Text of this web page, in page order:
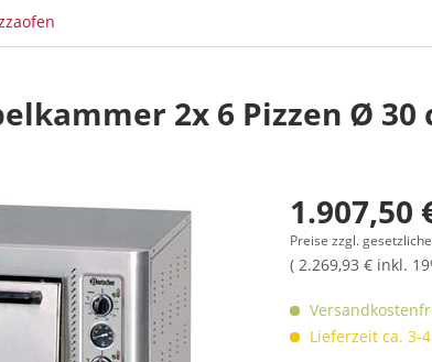
2x 6 Pizzen Ø 30
1.907,50
Preise zzgl.
( 2.269,93 € inkl.
Lieferzeit ca. 3-